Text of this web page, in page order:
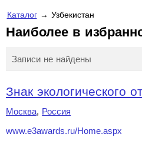
Каталог→ Узбекистан
Наиболее в
Записи не найдены
Знак экологического
Москва, Россия
www.e3awards.ru/Home.aspx